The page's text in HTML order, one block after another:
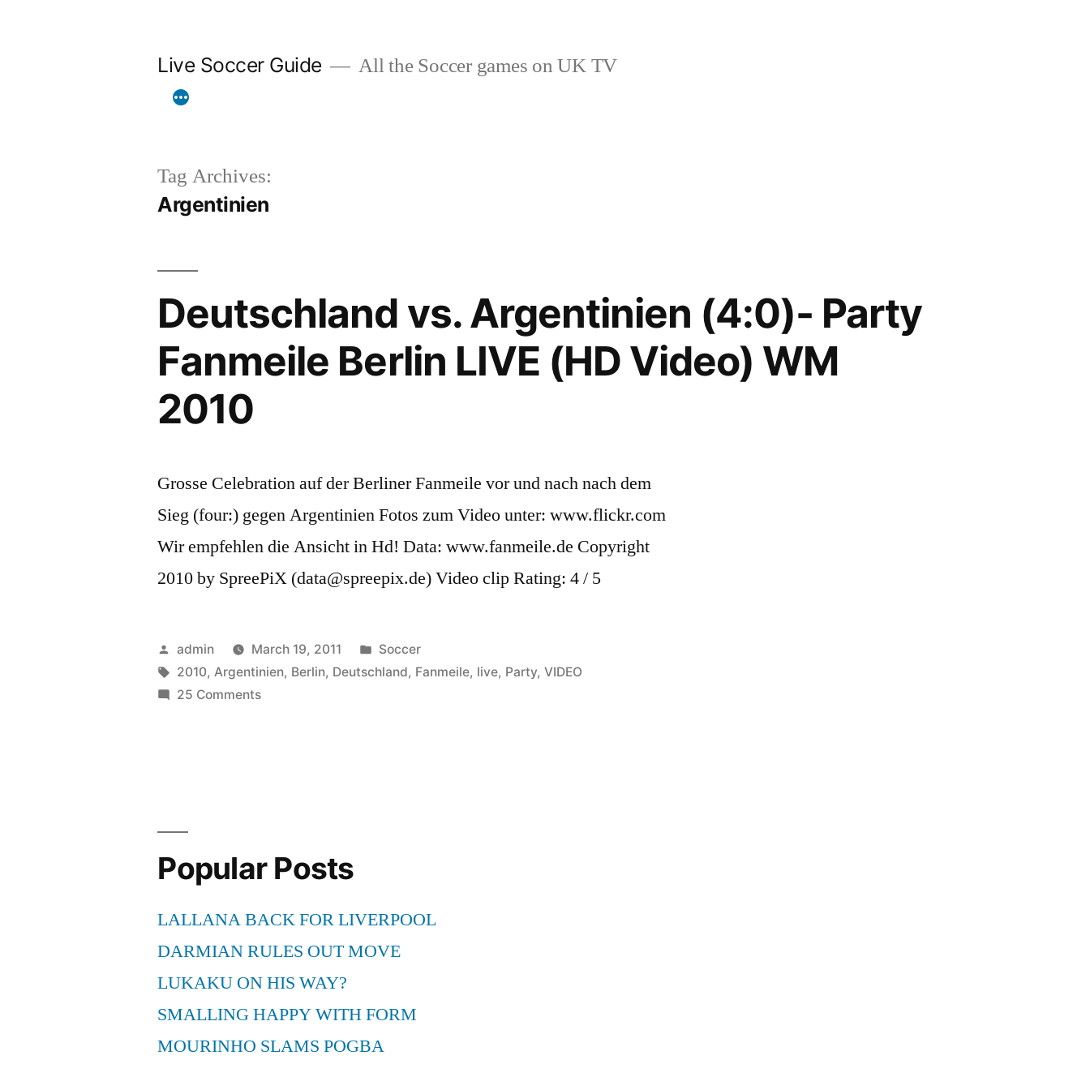
Live Soccer Guide All the Soccer games on UK TV
Tag Archives:
Argentinien
Deutschland vs. Argentinien (4:0)- Party
Fanmeile Berlin LIVE (HD Video) WM
2010
Grosse Celebration auf der Berliner Fanmeile vor und nach nach dem
Sieg (four:) gegen Argentinien Fotos zum Video unter: www.flickr.com
Wir empfehlen die Ansicht in Hd! Data: www.fanmeile.de Copyright
2010 by SpreePiX (data@spreepix.de) Video clip Rating: 4 / 5
Posted
by
admin March 19, 2011
Posted
in
Soccer
Tags:
2010, Argentinien, Berlin, Deutschland, Fanmeile, live, Party,VIDEO
25 Commentson
LIVE
Video)
WM
Popular Posts
LALLANA BACK FOR LIVERPOOL
DARMIAN RULES OUT MOVE
LUKAKU ON HIS WAY?
SMALLING HAPPY WITH FORM
MOURINHO SLAMS POGBA